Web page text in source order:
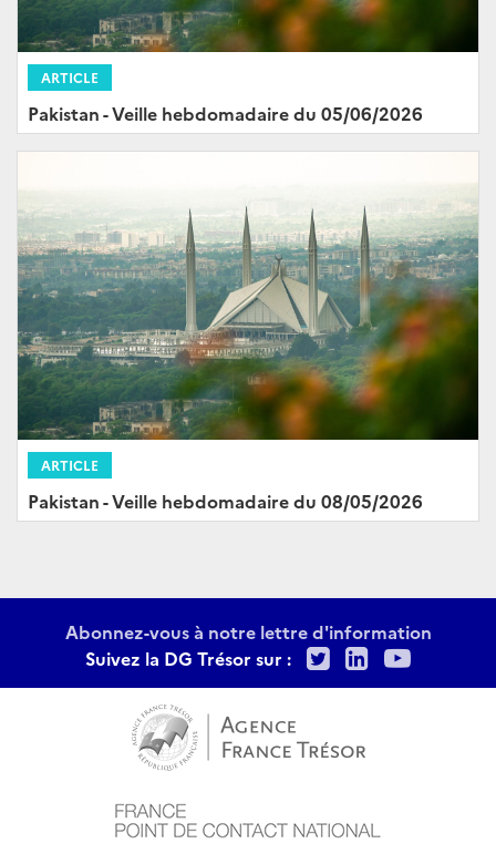
ARTICLE
Pakistan - Veille hebdomadaire du 05/06/2026
ARTICLE
Pakistan - Veille hebdomadaire du 08/05/2026
Abonnez-vous à notre lettre d'information
Suivez la DG Trésor sur :
TwitterLinkedIn